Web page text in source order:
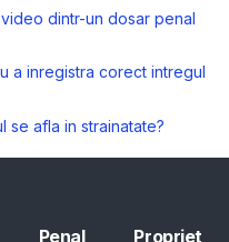
dintr-un dosar penal
a inregistra corect intregul
se afla in strainatate?
Penal
Propriet